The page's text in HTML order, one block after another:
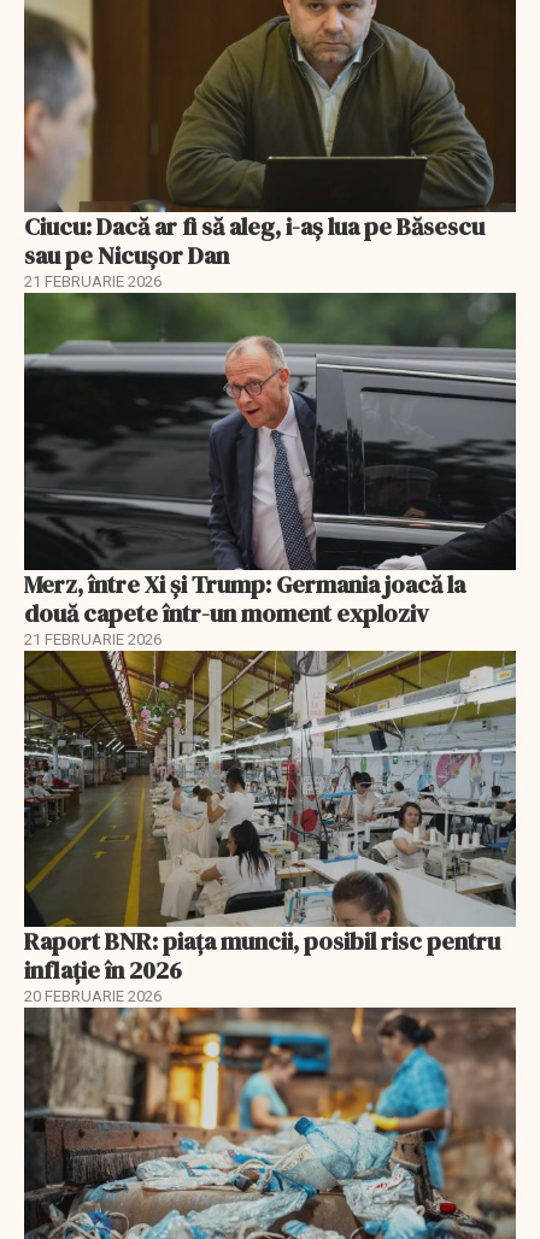
Ciucu: Dacă ar fi să aleg, i-aș lua pe Băsescu
sau pe Nicușor Dan
21 FEBRUARIE 2026
Merz, între Xi și Trump: Germania joacă la
două capete într-un moment exploziv
21 FEBRUARIE 2026
Raport BNR: piața muncii, posibil risc pentru
inflație în 2026
20 FEBRUARIE 2026